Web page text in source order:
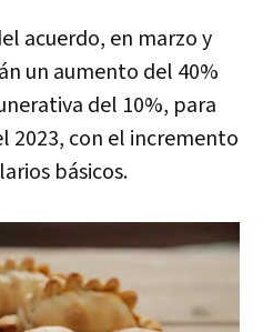
acuerdo, en marzo y
un aumento del 40%
del 10%, para
2023, con el incremento
básicos.